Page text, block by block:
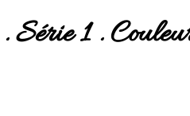
Série 1 .